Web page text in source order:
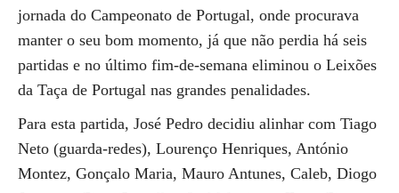
jornada do Campeonato de Portugal, onde procurava
manter o seu bom momento, já que não perdia há seis
partidas e no último fim-de-semana eliminou o Leixões
da Taça de Portugal nas grandes penalidades.
Para esta partida, José Pedro decidiu alinhar com Tiago
Neto (guarda-redes), Lourenço Henriques, António
Montez, Gonçalo Maria, Mauro Antunes, Caleb, Diogo